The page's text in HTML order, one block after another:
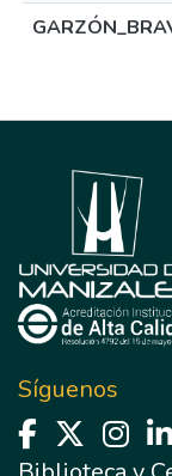
Síguenos